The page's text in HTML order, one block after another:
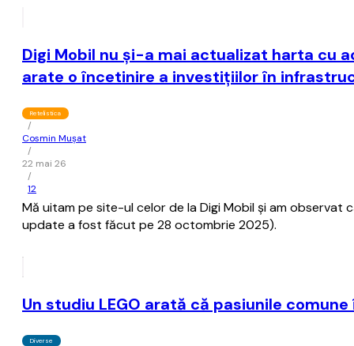
Digi Mobil nu şi-a mai actualizat harta cu
arate o încetinire a investiţiilor în
Retelistica
/
Cosmin Mușat
/
22 mai 26
/
12
Mă uitam pe site-ul celor de la Digi Mobil şi am
update a fost făcut pe 28 octombrie 2025).
Un studiu LEGO arată că pasiunile
Diverse